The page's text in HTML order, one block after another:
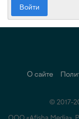
Войти
О сайте
© 2017-